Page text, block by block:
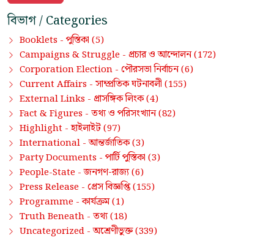
বিভাগ / Categories
Booklets - পুস্তিকা (5)
Campaigns & Struggle - প্রচার ও আন্দোলন(172)
Corporation Election - পৌরসভা নির্বাচন(6)
Current Affairs - সাম্প্রতিক ঘটনাবলী (155)
External Links - প্রাসঙ্গিক লিংক(4)
Fact & Figures - তথ্য ও পরিসংখ্যান(82)
Highlight -হাইলাইট(97)
International -আন্তর্জাতিক(3)
Party Documents - পার্টি পুস্তিকা (3)
People-State -জনগণ-রাজ্য(6)
Press Release - প্রেস বিজ্ঞপ্তি(155)
Programme -কার্যক্রম(1)
Truth Beneath - তথ্য(18)
Uncategorized -অশ্রেণীভুক্ত(339)